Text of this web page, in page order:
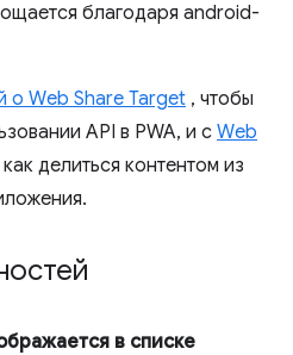
благодаря android-
о Web Share Target , чтобы
API в PWA, и с Web
делиться контентом из
в списке